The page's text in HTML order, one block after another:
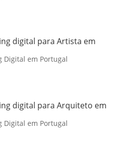
digital para Artista em
Digital em Portugal
digital para Arquiteto em
Digital em Portugal